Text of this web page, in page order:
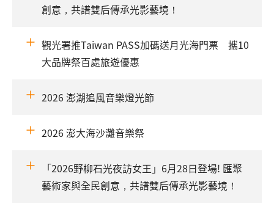
創意，共譜雙后傳承光影藝境！
觀光署推Taiwan PASS加碼送月光海門票 攜10
大品牌祭百處旅遊優惠
2026 澎湖追風音樂燈光節
2026 澎大海沙灘音樂祭
「2026野柳石光夜訪女王」6月28日登場! 匯聚
藝術家與全民創意，共譜雙后傳承光影藝境！